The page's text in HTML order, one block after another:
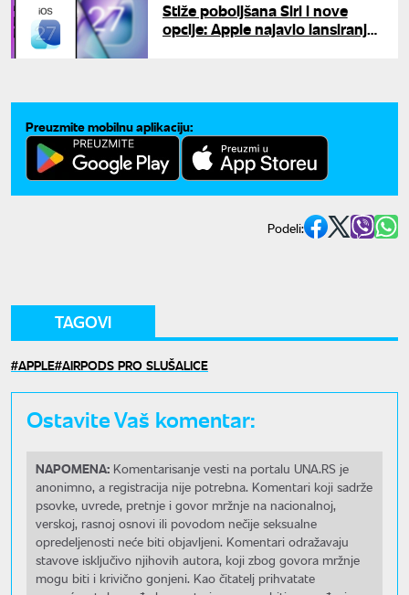
Stiže poboljšana Siri i nove
opcije: Apple najavio lansiranje
Preuzmite mobilnu aplikaciju:
Podeli:
TAGOVI
APPLE AIRPODS PRO SLUŠALICE
Ostavite Vaš komentar:
NAPOMENA: Komentarisanje vesti na portalu UNA.RS je
anonimno, a registracija nije potrebna. Komentari koji sadrže
psovke, uvrede, pretnje i govor mržnje na nacionalnoj,
verskoj, rasnoj osnovi ili povodom nečije seksualne
opredeljenosti neće biti objavljeni. Komentari odražavaju
stavove isključivo njihovih autora, koji zbog govora mržnje
mogu biti i krivično gonjeni. Kao čitatelj prihvatate